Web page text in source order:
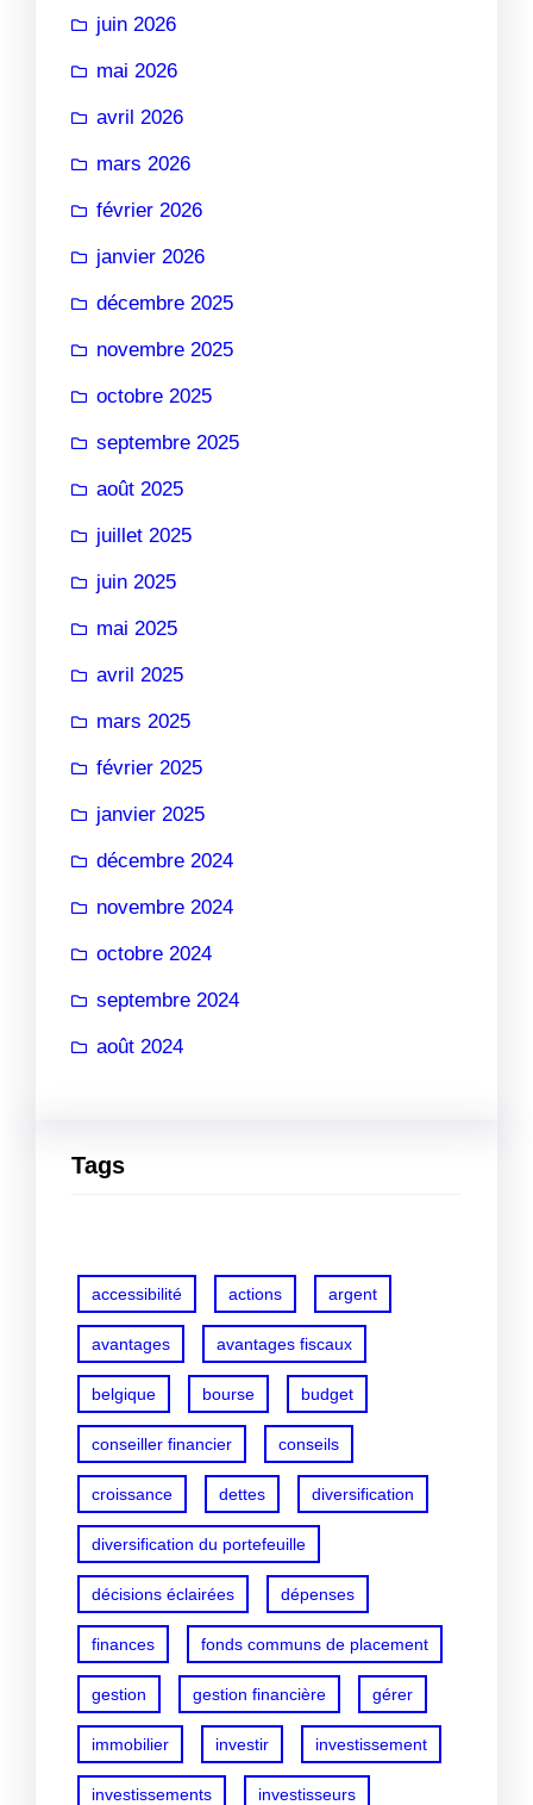
juin 2026
mai 2026
avril 2026
mars 2026
février 2026
janvier 2026
décembre 2025
novembre 2025
octobre 2025
septembre 2025
août 2025
juillet 2025
juin 2025
mai 2025
avril 2025
mars 2025
février 2025
janvier 2025
décembre 2024
novembre 2024
octobre 2024
septembre 2024
août 2024
Tags
accessibilité actions argent
avantages avantages fiscaux
belgique bourse budget
conseiller financier conseils
croissance dettes diversification
diversification du portefeuille
décisions éclairées dépenses
finances fonds communs de placement
gestion gestion financière gérer
immobilier investir investissement
investissements investisseurs